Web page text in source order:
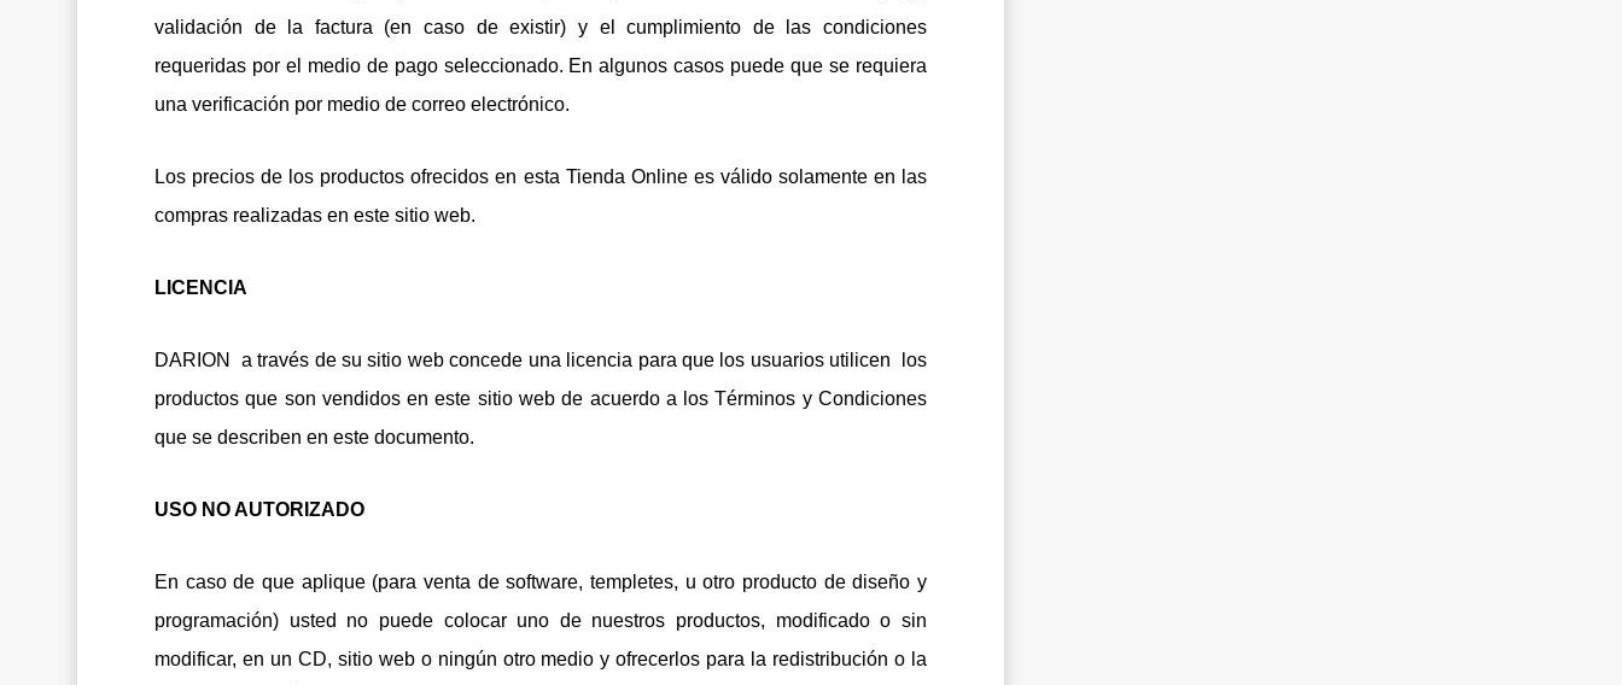
validación de la factura (en caso de existir) y el cumplimiento de las condiciones
requeridas por el medio de pago seleccionado. En algunos casos puede que se requiera
una verificación por medio de correo electrónico.
Los precios de los productos ofrecidos en esta Tienda Online es válido solamente en las
compras realizadas en este sitio web.
LICENCIA
DARION a través de su sitio web concede una licencia para que los usuarios utilicen los
productos que son vendidos en este sitio web de acuerdo a los Términos y Condiciones
que se describen en este documento.
USO NO AUTORIZADO
En caso de que aplique (para venta de software, templetes, u otro producto de diseño y
programación) usted no puede colocar uno de nuestros productos, modificado o sin
modificar, en un CD, sitio web o ningún otro medio y ofrecerlos para la redistribución o la